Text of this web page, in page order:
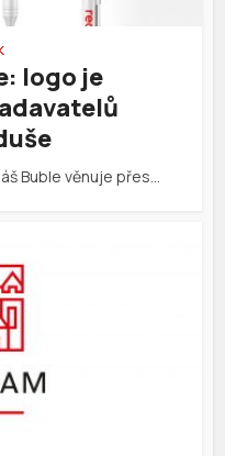
logo je
Buble věnuje přes…